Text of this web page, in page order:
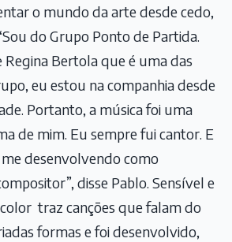
o mundo da arte desde cedo,
do Grupo Ponto de Partida.
Regina Bertola que é uma das
eu estou na companhia desde
Portanto, a música foi uma
de mim. Eu sempre fui cantor. E
desenvolvendo como
disse Pablo. Sensível e
traz canções que falam do
formas e foi desenvolvido,